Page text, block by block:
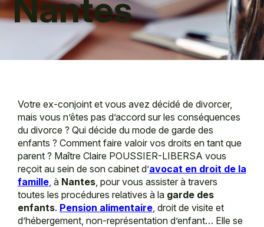
Nantes
Votre ex-conjoint et vous avez décidé de divorcer,
mais vous n’êtes pas d’accord sur les conséquences
du divorce ? Qui décide du mode de garde des
enfants ? Comment faire valoir vos droits en tant que
parent ? Maître Claire POUSSIER-LIBERSA vous
reçoit au sein de son cabinet d’avocat en droit de la
famille, à Nantes, pour vous assister à travers
toutes les procédures relatives à la garde des
enfants. Pension alimentaire, droit de visite et
d’hébergement, non-représentation d’enfant… Elle se